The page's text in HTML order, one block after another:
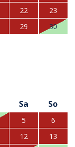
22
23
29
30
Sa So
5
6
12
13